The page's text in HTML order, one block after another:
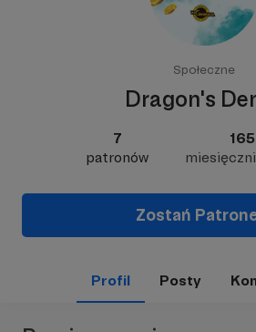
Społeczne
Dragon's
7
patronów
165
Zostań
Profil Posty